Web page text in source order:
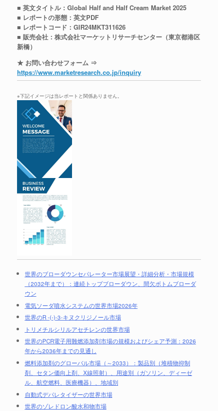
■ 英文タイトル：Global Half and Half Cream Market 2025
■ レポートの形態：英文PDF
■ レポートコード：GIR24MKT311626
■ 販売会社：株式会社マーケットリサーチセンター（東京都港区
新橋）
★ お問い合わせフォーム ⇒
https://www.marketresearch.co.jp/inquiry
※下記イメージは当レポートと関係ありません。
世界のブローダウンセパレーター市場展望・詳細分析・市場規模
（2032年まで）：連続トップブローダウン、間欠ボトムブローダ
ウン
電気ソーダ噴水システムの世界市場2026年
世界のR -(-)-3-キヌクリジノール市場
トリメチルシリルアセチレンの世界市場
世界のPCR電子用難燃添加剤市場の規模およびシェア予測：2026
年から2036年までの見通し
燃料添加剤のグローバル市場（～2033）：製品別（堆積物抑制
剤、セタン価向上剤、X線照射）、用途別（ガソリン、ディーゼ
ル、航空燃料、医療機器）、地域別
自動式デパレタイザーの世界市場
世界のゾレドロン酸水和物市場